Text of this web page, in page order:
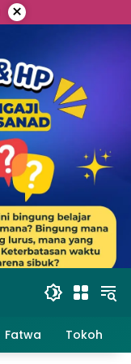
×
Fatwa Tokoh